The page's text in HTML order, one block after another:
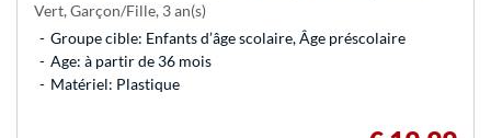
Vert, Garçon/Fille, 3 an(s)
Groupe cible: Enfants d’âge scolaire, Âge préscolaire
Age: à partir de 36 mois
Matériel: Plastique